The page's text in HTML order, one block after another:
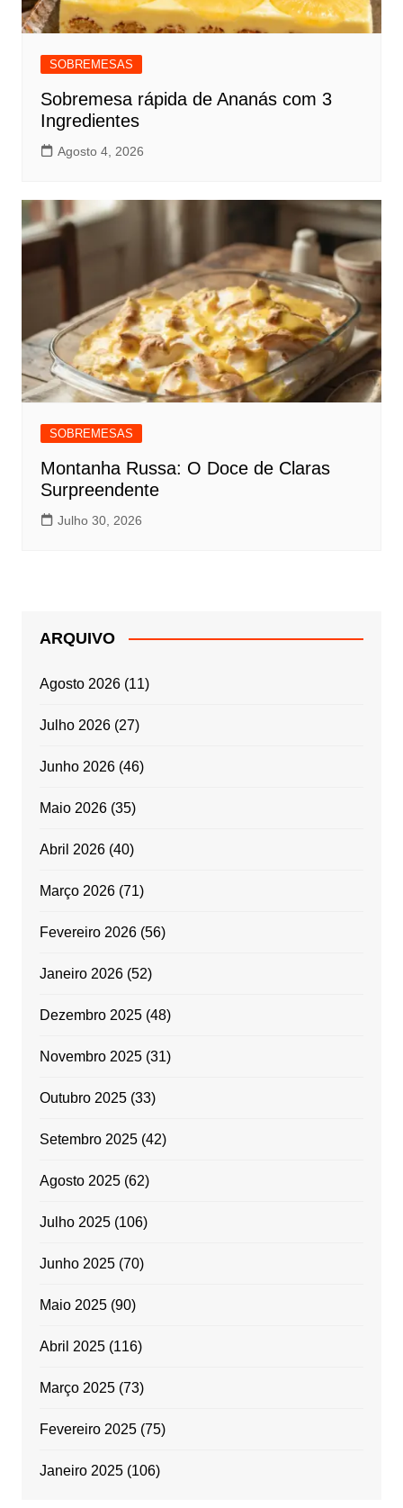
SOBREMESAS
Sobremesa rápida de Ananás com 3
Ingredientes
Agosto 4, 2026
SOBREMESAS
Montanha Russa: O Doce de Claras
Surpreendente
Julho 30, 2026
ARQUIVO
Agosto 2026(11)
Julho 2026(27)
Junho 2026(46)
Maio 2026(35)
Abril 2026(40)
Março 2026(71)
Fevereiro 2026(56)
Janeiro 2026(52)
Dezembro 2025(48)
Novembro 2025(31)
Outubro 2025(33)
Setembro 2025(42)
Agosto 2025(62)
Julho 2025(106)
Junho 2025(70)
Maio 2025(90)
Abril 2025(116)
Março 2025(73)
Fevereiro 2025(75)
Janeiro 2025(106)